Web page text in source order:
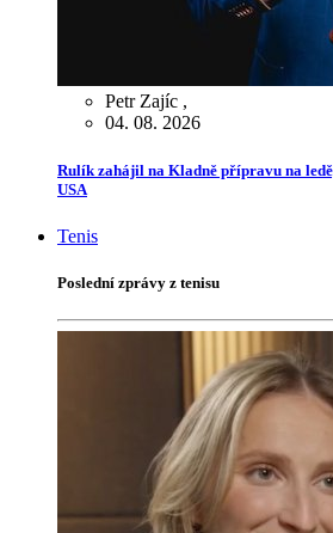
Petr Zajíc ,
04. 08. 2026
Rulík zahájil na Kladně přípravu na
USA
Tenis
Poslední zprávy z tenisu